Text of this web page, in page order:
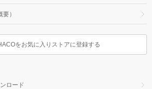
）
をお気に入りストアに登録する
ロード